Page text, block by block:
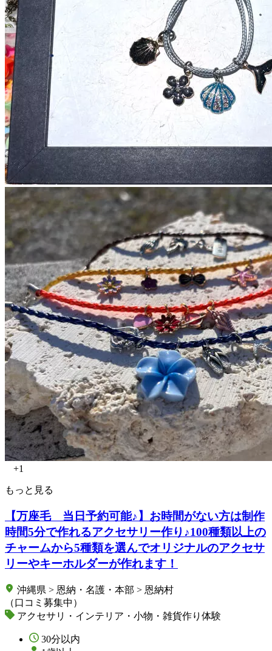
+1
もっと見る
【万座毛 当日予約可能♪】お時間がない方は制作
時間5分で作れるアクセサリー作り♪100種類以上の
チャームから5種類を選んでオリジナルのアクセサ
リーやキーホルダーが作れます！
沖縄県 > 恩納・名護・本部 > 恩納村
（口コミ募集中）
アクセサリ・インテリア・小物・雑貨作り体験
30分以内